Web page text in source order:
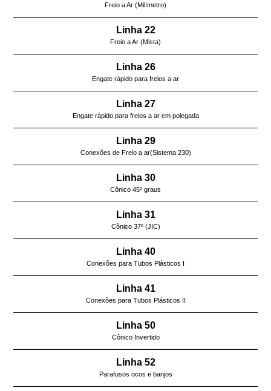
Freio a Ar (Milímetro)
Linha 22
Freio a Ar (Mista)
Linha 26
Engate rápido para freios a ar
Linha 27
Engate rápido para freios a ar em polegada
Linha 29
Conexões de Freio a ar(Sistema 230)
Linha 30
Cônico 45º graus
Linha 31
Cônico 37º (JIC)
Linha 40
Conexões para Tubos Plásticos I
Linha 41
Conexões para Tubos Plásticos II
Linha 50
Cônico Invertido
Linha 52
Parafusos ocos e banjos